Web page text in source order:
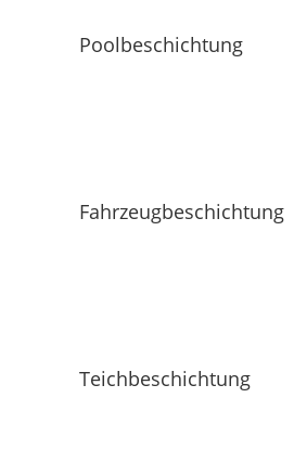
Poolbeschichtung
Fahrzeugbeschichtung
Teichbeschichtung